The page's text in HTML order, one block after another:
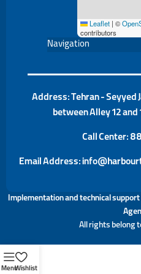
Leaflet | ©
contributors
Navigation
Address: Tehran - Seyyed
between Alley 12
Call Center:
Email Address:
Implementation and technical
All rights belong
MenuWishlist